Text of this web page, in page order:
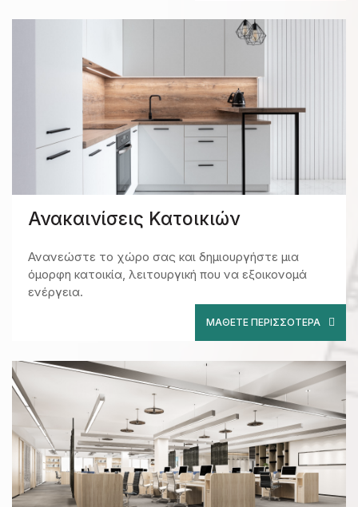
Ανακαινίσεις Κατοικιών
Ανανεώστε το χώρο σας και δημιουργήστε μια
όμορφη κατοικία, λειτουργική που να εξοικονομά
ενέργεια.
ΜΆΘΕΤΕ ΠΕΡΙΣΣΌΤΕΡΑ